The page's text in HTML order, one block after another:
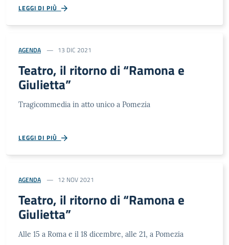
LEGGI DI PIÙ
AGENDA 13 DIC 2021
Teatro, il ritorno di “Ramona e
Giulietta”
Tragicommedia in atto unico a Pomezia
LEGGI DI PIÙ
AGENDA 12 NOV 2021
Teatro, il ritorno di “Ramona e
Giulietta”
Alle 15 a Roma e il 18 dicembre, alle 21, a Pomezia